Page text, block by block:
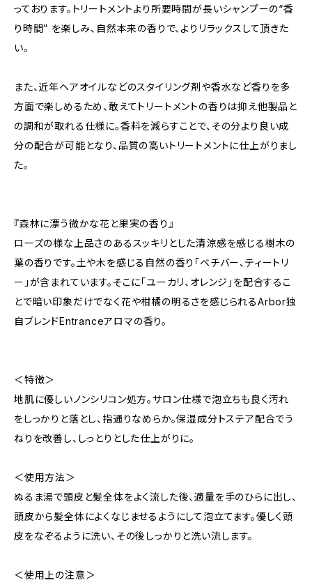
っております。トリートメントより所要時間が長いシャンプーの“香
り時間” を楽しみ、自然本来の香りで、よりリラックスして頂きた
い。
また、近年ヘアオイルなどのスタイリング剤や香水など香りを多
方面で楽しめるため、敢えてトリートメントの香りは抑え他製品と
の調和が取れる仕様に。香料を減らすことで、その分より良い成
分の配合が可能となり、品質の高いトリートメントに仕上がりまし
た。
『森林に漂う微かな花と果実の香り』
ローズの様な上品さのあるスッキリとした清涼感を感じる樹木の
葉の香りです。土や木を感じる自然の香り「ベチバー、ティートリ
ー」が含まれています。そこに「ユーカリ、オレンジ」を配合するこ
とで暗い印象だけでなく花や柑橘の明るさを感じられるArbor独
自ブレンドEntranceアロマの香り。
＜特徴＞
地肌に優しいノンシリコン処方。サロン仕様で泡立ちも良く汚れ
をしっかりと落とし、指通りなめらか。保湿成分トステア配合でう
ねりを改善し、しっとりとした仕上がりに。
＜使用方法＞
ぬるま湯で頭皮と髪全体をよく流した後、適量を手のひらに出し、
頭皮から髪全体によくなじませるようにして泡立てます。優しく頭
皮をなぞるように洗い、その後しっかりと洗い流します。
＜使用上の注意＞